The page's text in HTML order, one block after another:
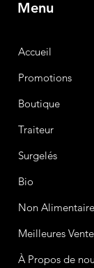
Menu
Accueil
Promotions
Boutique
Traiteur
Surgelés
Bio
Non
Meilleures
À Propos de